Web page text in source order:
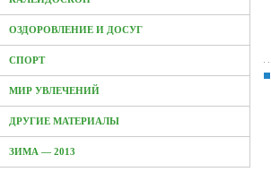
ОЗДОРОВЛЕНИЕ И ДОСУГ
СПОРТ
МИР УВЛЕЧЕНИЙ
ДРУГИЕ МАТЕРИАЛЫ
ЗИМА — 2013